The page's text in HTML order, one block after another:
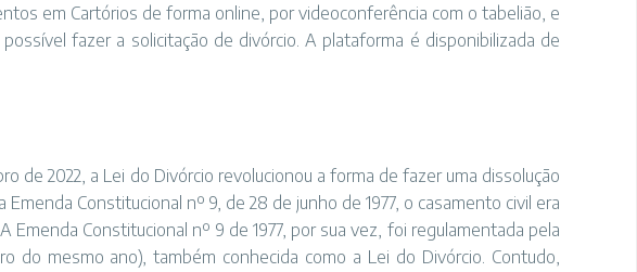
em Cartórios de forma online, por videoconferência com o tabelião, e
fazer a solicitação de divórcio. A plataforma é disponibilizada de
de 2022, a Lei do Divórcio revolucionou a forma de fazer uma dissolução
Constitucional nº 9, de 28 de junho de 1977, o casamento civil era
Emenda Constitucional nº 9 de 1977, por sua vez, foi regulamentada pela
do mesmo ano), também conhecida como a Lei do Divórcio. Contudo,